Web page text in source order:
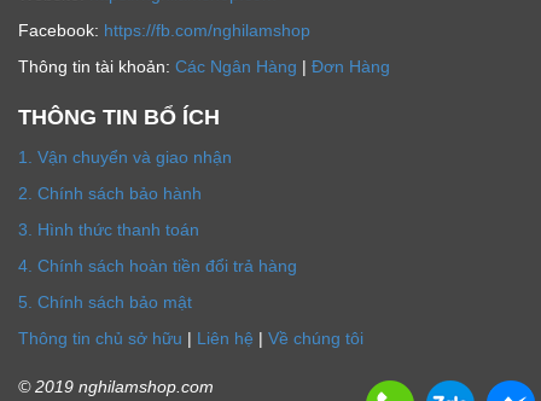
Facebook: https://fb.com/nghilamshop
Thông tin tài khoản: Các Ngân Hàng | Đơn Hàng
THÔNG TIN BỔ ÍCH
1. Vận chuyển và giao nhận
2. Chính sách bảo hành
3. Hình thức thanh toán
4. Chính sách hoàn tiền đổi trả hàng
5. Chính sách bảo mật
Thông tin chủ sở hữu | Liên hệ | Về chúng tôi
© 2019 nghilamshop.com